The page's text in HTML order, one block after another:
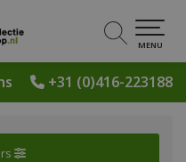
+31 (0)416-223188
MENU